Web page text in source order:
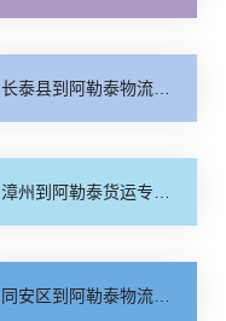
长泰县到阿勒泰物流专线_运价行情「高效快运」
漳州到阿勒泰货运专线-漳州到阿勒泰物流公司_高效运输「多少一吨」
同安区到阿勒泰物流专线_多年经验「物流拼车」